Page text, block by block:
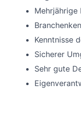
Mehrjährige
Kenntnisse
Sicherer
Sehr gute